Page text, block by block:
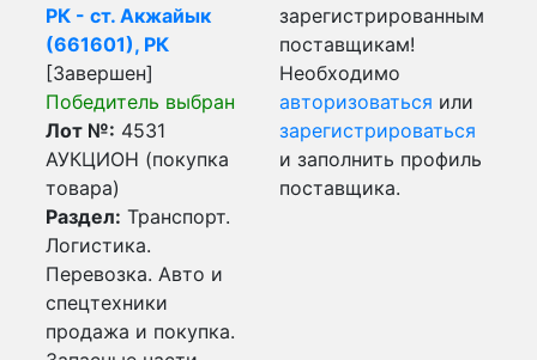
РК - ст. Акжайык
(661601), РК
[Завершен]
Победитель выбран
Лот №: 4531
АУКЦИОН (покупка
товара)
Раздел: Транспорт.
Логистика.
Перевозка. Авто и
спецтехники
продажа и покупка.
зарегистрированным
поставщикам!
Необходимо
авторизоваться или
зарегистрироваться
и заполнить профиль
поставщика.